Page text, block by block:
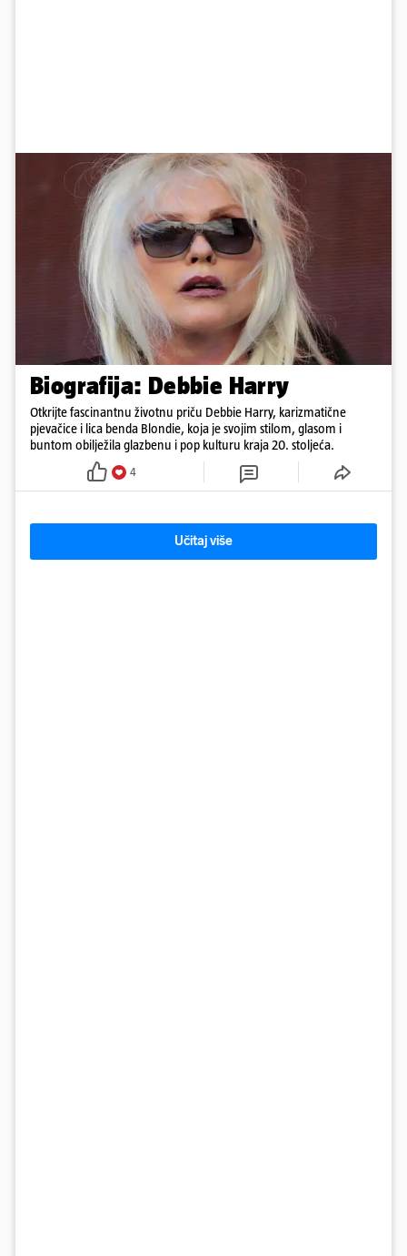
Biografija: Debbie Harry
Otkrijte fascinantnu životnu priču Debbie Harry, karizmatične
pjevačice i lica benda Blondie, koja je svojim stilom, glasom i
buntom obilježila glazbenu i pop kulturu kraja 20. stoljeća.
4
Učitaj više